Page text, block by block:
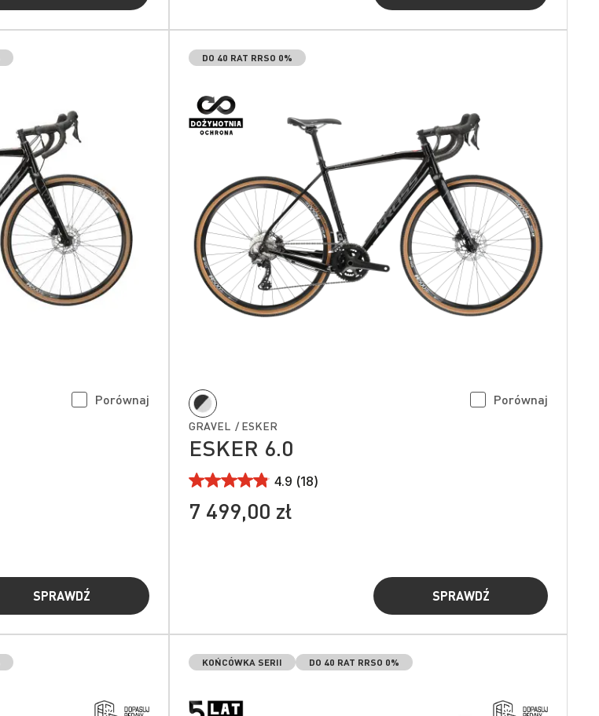
Porównaj
SPRAWDŹ
DO 40 RAT RRSO 0%
GRAVEL / ESKER
ESKER 6.0
4.9 (18)
Porównaj
7 499,00 zł
SPRAWDŹ
KOŃCÓWKA SERII DO 40 RAT RRSO 0%